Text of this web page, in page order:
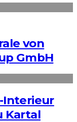
von
GmbH
Interieur
Kartal